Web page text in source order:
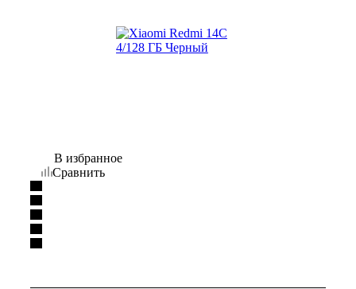
В избранное
Сравнить